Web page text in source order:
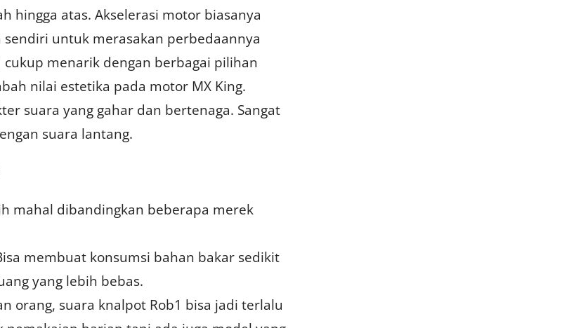
hingga atas. Akselerasi motor biasanya
untuk merasakan perbedaannya
cukup menarik dengan berbagai pilihan
nilai estetika pada motor MX King.
suara yang gahar dan bertenaga. Sangat
suara lantang.
mahal dibandingkan beberapa merek
membuat konsumsi bahan bakar sedikit
yang lebih bebas.
orang, suara knalpot Rob1 bisa jadi terlalu